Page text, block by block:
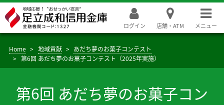
ログイン 店舗・ATM メニュー
Home 地域貢献
あだち夢のお菓子コンテスト
第6回 あだち夢のお菓子コンテスト（2025年実施）
第6回 あだち夢のお菓子コン